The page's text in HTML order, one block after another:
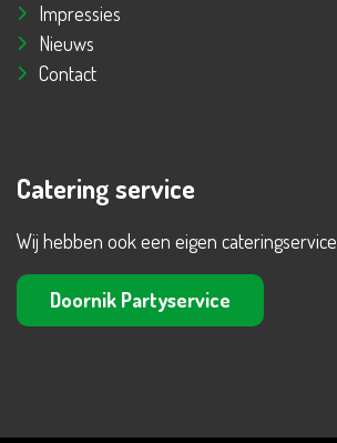
Impressies
Nieuws
Contact
Catering service
Wij hebben ook een eigen
Doornik Partyservice